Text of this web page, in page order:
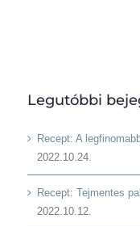
Legutóbbi
Recept: A
2022.10.24.
Recept: Tejmentes
2022.10.12.